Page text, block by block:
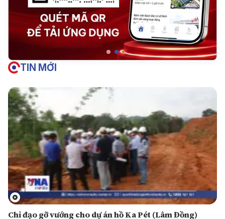
TIN MỚI
Chỉ đạo gỡ vướng cho dự án hồ Ka Pét (Lâm Đồng)